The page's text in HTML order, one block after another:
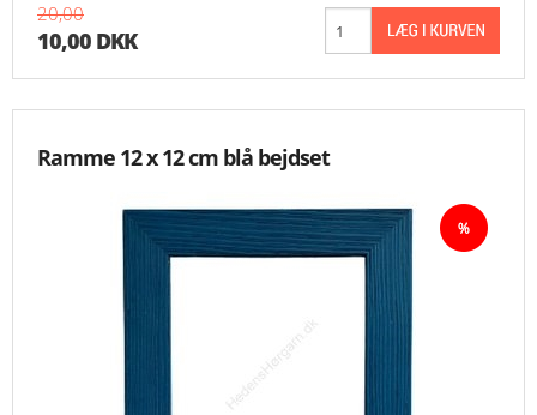
20,00
10,00 DKK
Ramme 12 x 12 cm blå bejdset